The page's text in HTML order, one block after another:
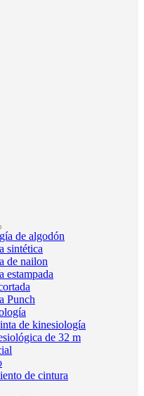
de algodón
sintética
de nailon
estampada
Punch
de kinesiología
de 32 m
de cintura